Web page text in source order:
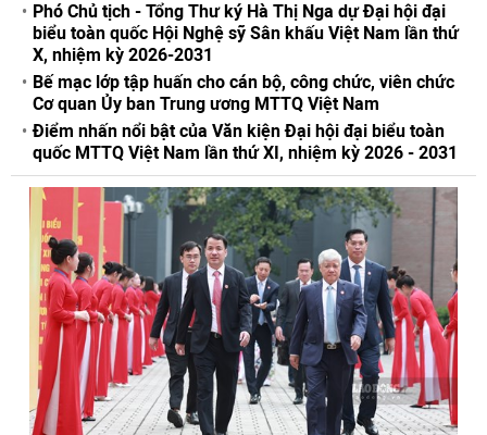
Phó Chủ tịch - Tổng Thư ký Hà Thị Nga dự Đại hội đại
biểu toàn quốc Hội Nghệ sỹ Sân khấu Việt Nam lần thứ
X, nhiệm kỳ 2026-2031
Bế mạc lớp tập huấn cho cán bộ, công chức, viên chức
Cơ quan Ủy ban Trung ương MTTQ Việt Nam
Điểm nhấn nổi bật của Văn kiện Đại hội đại biểu toàn
quốc MTTQ Việt Nam lần thứ XI, nhiệm kỳ 2026 - 2031